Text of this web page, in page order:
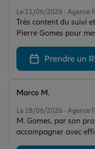
Retraite
Tous nos devis
Le 21/06/2026 - Agence
Très content du suivi
Pierre Gomes pour
personnelles depuis
Prendre un
Le 18/06/2026 - Agence
M. Gomes, par son
accompagner avec
contrats. Je
Marco M.